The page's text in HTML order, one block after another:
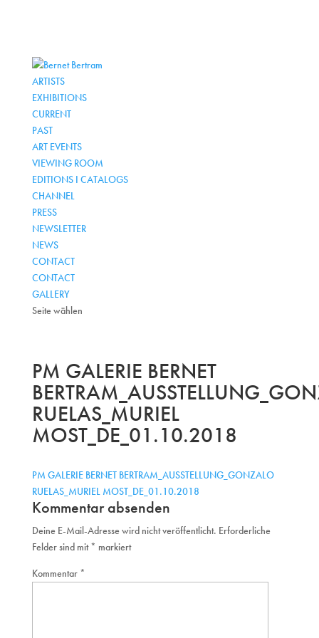
ARTISTS
EXHIBITIONS
CURRENT
PAST
ART EVENTS
VIEWING ROOM
EDITIONS I CATALOGS
CHANNEL
PRESS
NEWSLETTER
NEWS
CONTACT
CONTACT
GALLERY
Seite wählen
PM GALERIE BERNET
RUELAS_MURIEL
MOST_DE_01.10.2018
PM GALERIE BERNET BERTRAM_AUSSTELLUNG_GONZALO
RUELAS_MURIEL MOST_DE_01.10.2018
Kommentar absenden
Deine E-Mail-Adresse wird nicht veröffentlicht. Erforderliche
Felder sind mit* markiert
Kommentar *